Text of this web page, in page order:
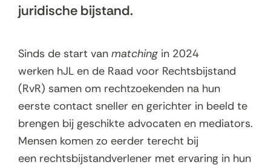
juridische bijstand.
Sinds de start van matching in 2024
werken hJL en de Raad voor Rechtsbijstand
(RvR) samen om rechtzoekenden na hun
eerste contact sneller en gerichter in beeld te
brengen bij geschikte advocaten en mediators.
Mensen komen zo eerder terecht bij
een rechtsbijstandverlener met ervaring in hun